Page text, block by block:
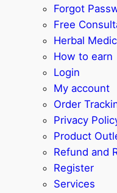
Forgot
Free
Herbal
How to earn
Login
My account
Order
Privacy
Product
Refund and
Register
Services